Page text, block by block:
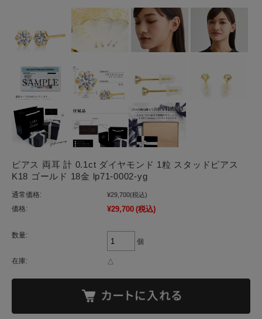
ピアス 両耳 計 0.1ct ダイヤモンド 1粒 スタッドピアス
K18 ゴールド 18金 lp71-0002-yg
通常価格: ¥29,700(税込)
価格: ¥29,700 (税込)
数量:
個
在庫: △